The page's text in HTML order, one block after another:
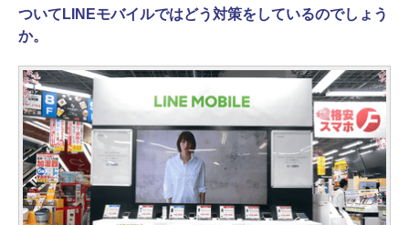
ついてLINEモバイルではどう対策をしているのでしょう
か。